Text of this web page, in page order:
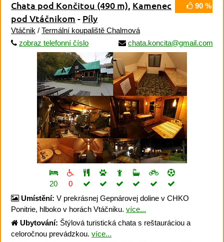
90 %
Chata pod Končitou (490 m), Kamenec
pod Vtáčnikom - Píly
Vtáčnik / Termální koupaliště Chalmová
zobraz telefonní číslo
chata.koncita@gmail.com
20
0
Umístění: V prekrásnej Gepnárovej doline v CHKO
Ponitrie, hlboko v horách Vtáčniku. více...
Ubytování: Štýlová turistická chata s reštauráciou a
celoročnou prevádzkou. více...